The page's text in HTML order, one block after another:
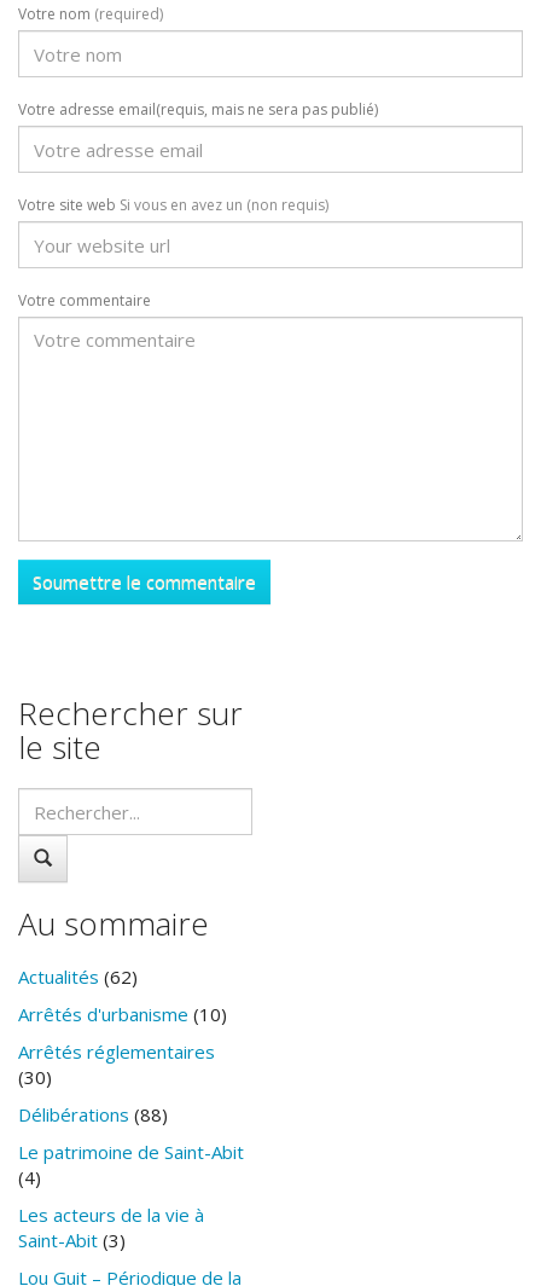
Votre nom (required)
Votre adresse email(requis, mais ne sera pas publié)
Votre site web Si vous en avez un (non requis)
Votre commentaire
Rechercher sur
le site
Au sommaire
Actualités (62)
Arrêtés d'urbanisme (10)
Arrêtés réglementaires
(30)
Délibérations (88)
Le patrimoine de Saint-Abit
(4)
Les acteurs de la vie à
Saint-Abit (3)
Lou Guit – Périodique de la